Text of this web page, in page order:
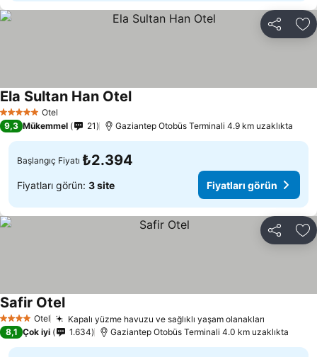
Paylaş
5 Yıldız Otel
Ela Sultan Han OtelFiyatları görün
9,3 Mükemmel 21 Gaziantep Otobüs Terminali 4.9 km uzaklıkta
Başlangıç Fiyatı ₺2.394
Fiyatları görün: 3 site Fiyatları görün
Paylaş
4 Yıldız Otel Kapalı yüzme havuzu ve sağlıklı yaşam olanakları
Safir OtelFiyatları görün
8,1 Çok iyi 1.634 Gaziantep Otobüs Terminali 4.0 km uzaklıkta